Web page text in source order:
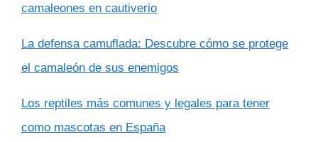
camaleones en cautiverio
La defensa camuflada: Descubre cómo se protege
el camaleón de sus enemigos
Los reptiles más comunes y legales para tener
como mascotas en España